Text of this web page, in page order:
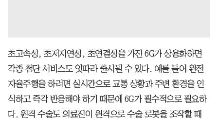
초고속성, 초저지연성, 초연결성을 가진 6G가 상용화하면
각종 첨단 서비스도 잇따라 출시될 수 있다. 예를 들어 완전
자율주행을 하려면 실시간으로 교통 상황과 주변 환경을 인
식하고 즉각 반응해야 하기 때문에 6G가 필수적으로 필요하
다. 원격 수술도 의료진이 원격으로 수술 로봇을 조작할 때